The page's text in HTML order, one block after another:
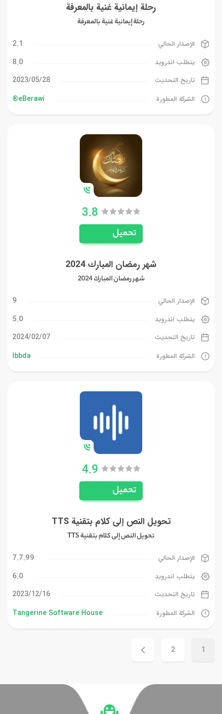
رحلة إيمانية غنية بالمعرفة
رحلة إيمانية غنية بالمعرفة
الإصدار الحالي 2.1
يتطلب اندرويد 8.0
تاريخ التحديث 28‏/05‏/2023
الشركة المطورة eBerawi®
3.8
تحميل
شهر رمضان المبارك 2024
شهر رمضان المبارك 2024
الإصدار الحالي 9
يتطلب اندرويد 5.0
تاريخ التحديث 07‏/02‏/2024
الشركة المطورة Ibbda
4.9
تحميل
تحويل النص إلى كلام بتقنية TTS
تحويل النص إلى كلام بتقنية TTS
الإصدار الحالي 7.7.99
يتطلب اندرويد 6.0
تاريخ التحديث 16‏/12‏/2023
الشركة المطورة Tangerine Software House
1
2